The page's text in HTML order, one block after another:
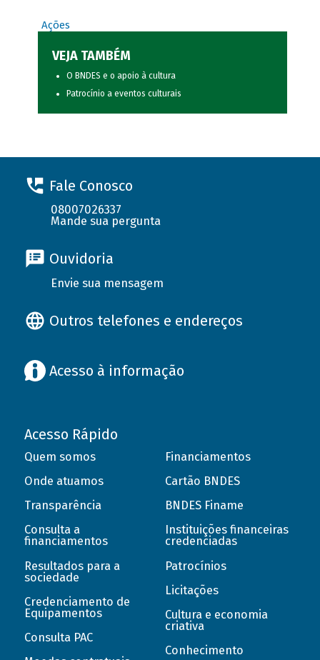
Ações
VEJA TAMBÉM
O BNDES e o apoio à cultura
Patrocínio a eventos culturais
Fale Conosco
08007026337
Mande sua pergunta
Ouvidoria
Envie sua mensagem
Outros telefones e endereços
Acesso à informação
Acesso Rápido
Quem somos
Onde atuamos
Transparência
Consulta a
financiamentos
Resultados para a
sociedade
Credenciamento de
Equipamentos
Consulta PAC
Financiamentos
Cartão BNDES
BNDES Finame
Instituições financeiras
credenciadas
Patrocínios
Licitações
Cultura e economia
criativa
Conhecimento